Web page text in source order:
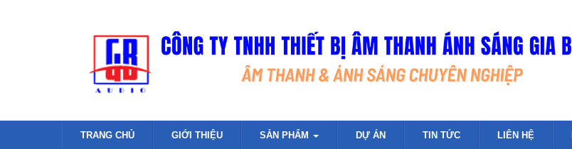
TRANG CHỦ GIỚI THIỆU SẢN PHẨM DỰ ÁN TIN TỨC LIÊN HỆ